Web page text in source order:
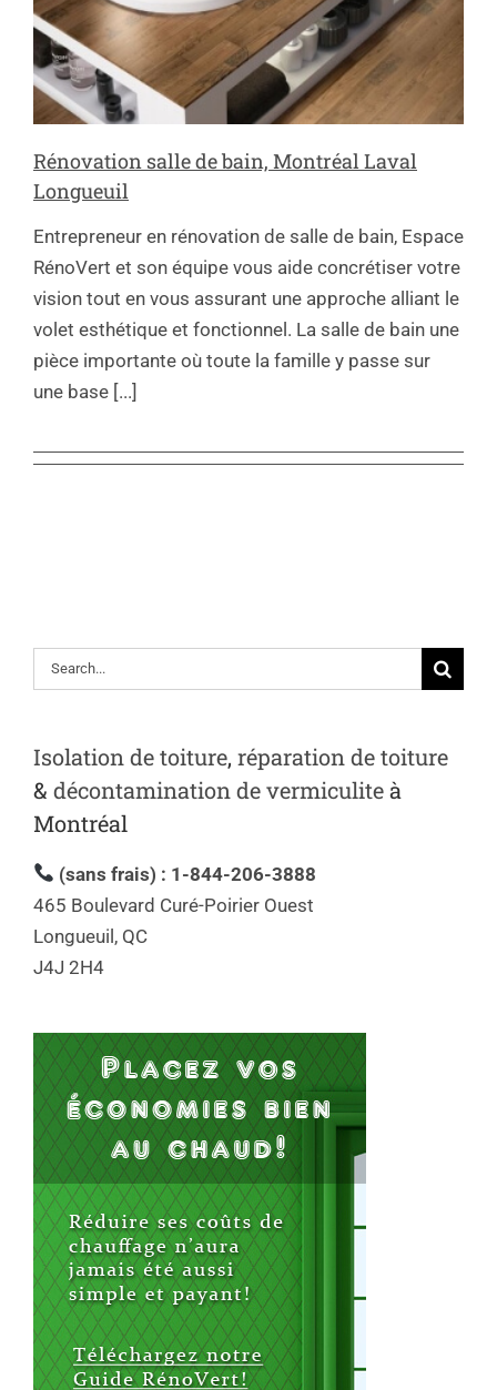
Rénovation salle de bain, Montréal Laval
Longueuil
Entrepreneur en rénovation de salle de bain, Espace
RénoVert et son équipe vous aide concrétiser votre
vision tout en vous assurant une approche alliant le
volet esthétique et fonctionnel. La salle de bain une
pièce importante où toute la famille y passe sur
une base [...]
Rechercher
Isolation de toiture, réparation de toiture
& décontamination de vermiculiteà
Montréal
(sans frais) : 1-844-206-3888
465 Boulevard Curé-Poirier Ouest
Longueuil, QC
J4J 2H4